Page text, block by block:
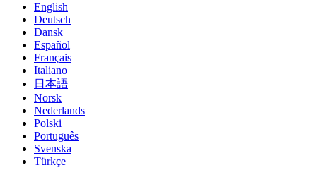
English
Deutsch
Dansk
Español
Français
Italiano
日本語
Norsk
Nederlands
Polski
Português
Svenska
Türkçe